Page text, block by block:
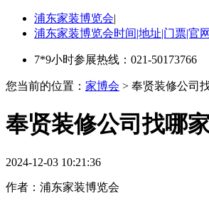
浦东家装博览会|
浦东家装博览会时间|地址|门票|官网
7*9小时参展热线：021-50173766
您当前的位置： 家博会 > 奉贤装修公司
奉贤装修公司找哪
2024-12-03 10:21:36
作者： 浦东家装博览会